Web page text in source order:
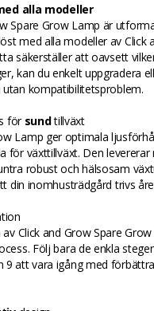
alla modeller
Spare Grow Lamp är
med alla modeller av Click
säkerställer att oavsett
kan du enkelt uppgradera
kompatibilitetsproblem.
för sundtillväxt
Lamp ger optimala
för växttillväxt. Den
robust och hälsosam
din inomhusträdgård trivs
Click and Grow Spare
Följ bara de enkla
9 att vara igång med